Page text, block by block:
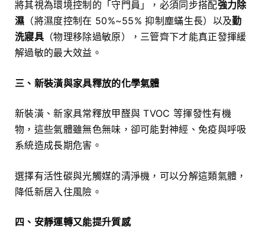
將其視為環境控制的「守門員」，必須同步搭配強力除
濕 （將濕度控制在 50%~55% 抑制塵蟎生長）以及勤
洗寢具（物理移除過敏原），三管齊下才能真正發揮緩
解過敏的最大效益。
三、新裝潢與家具釋放的化學氣體
新裝潢、新家具常釋放甲醛與 TVOC 等揮發性有機
物，這些氣體雖無色無味，卻可能對神經、免疫與呼吸
系統造成長期危害。
選擇有活性碳與光觸媒的清淨機，可以分解這類氣體，
降低新居入住風險。
四、安靜運轉又能提升質感